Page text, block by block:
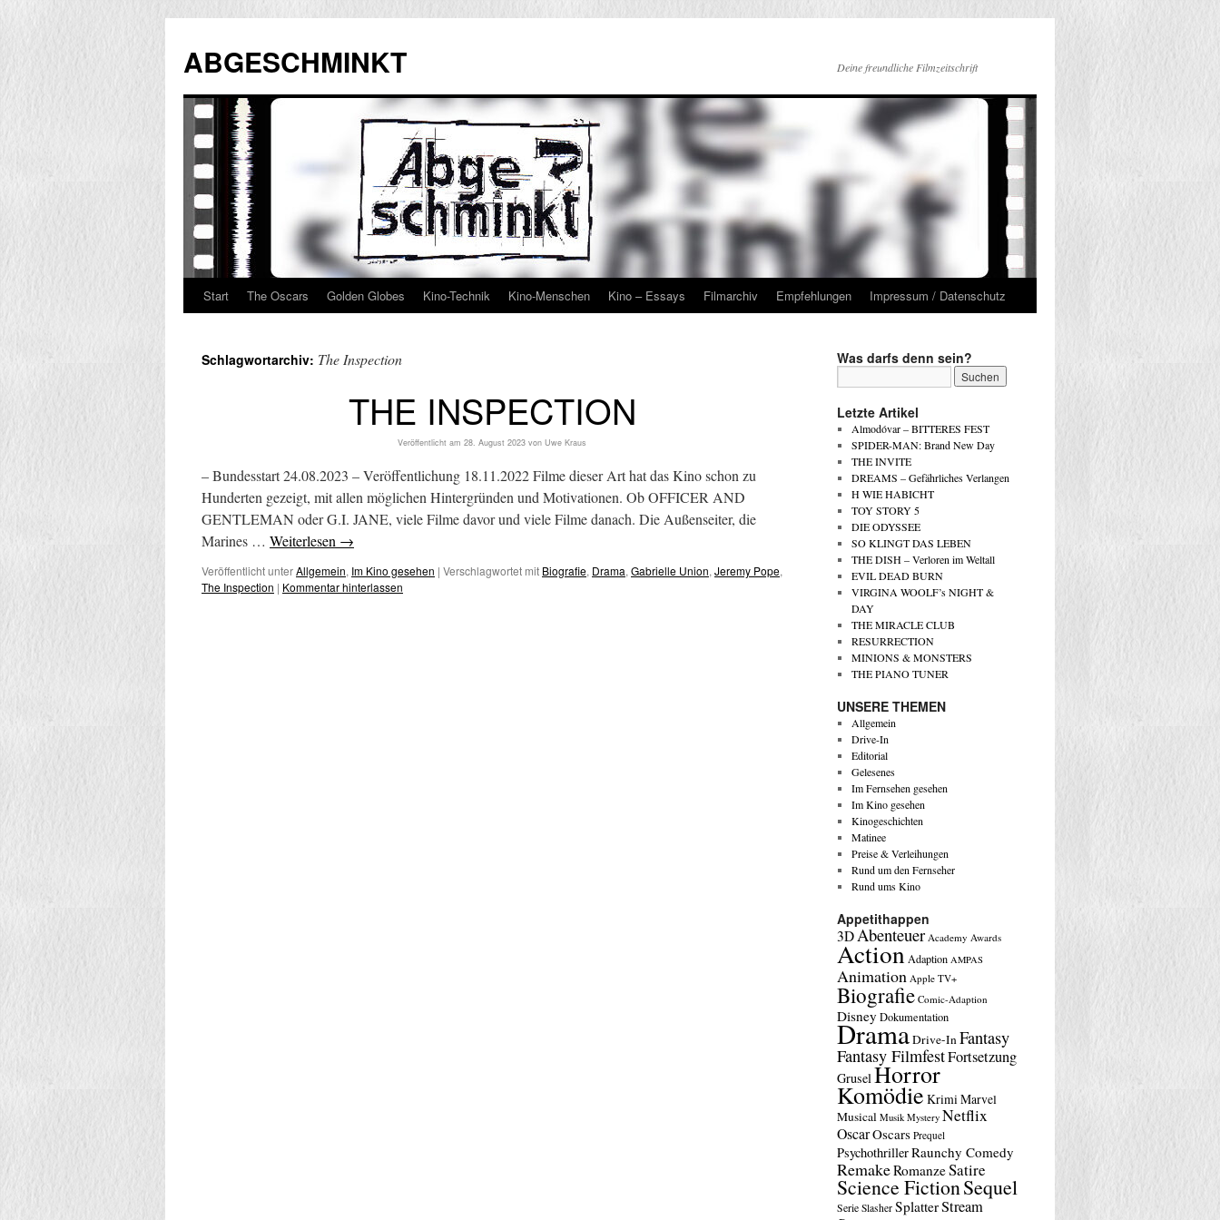
springen
ABGESCHMINKT Deine freundliche Filmzeitschrift
Start The Oscars Golden Globes Kino-Technik Kino-Menschen Kino – Essays Filmarchiv Empfehlungen Impressum / Datenschutz
Schlagwortarchiv: The Inspection
THE INSPECTION
Veröffentlicht am 28. August 2023 von Uwe Kraus
– Bundesstart 24.08.2023 – Veröffentlichung 18.11.2022 Filme dieser Art hat das Kino schon zu
Hunderten gezeigt, mit allen möglichen Hintergründen und Motivationen. Ob OFFICER AND
GENTLEMAN oder G.I. JANE, viele Filme davor und viele Filme danach. Die Außenseiter, die
Marines … Weiterlesen →
Veröffentlicht unterAllgemein, Im Kino gesehen | Verschlagwortet mit Biografie, Drama, Gabrielle Union, Jeremy Pope,
The Inspection | Kommentar hinterlassen
Was darfs denn sein?
Letzte Artikel
Almodóvar – BITTERES FEST
SPIDER-MAN: Brand New Day
THE INVITE
DREAMS – Gefährliches Verlangen
H WIE HABICHT
TOY STORY 5
DIE ODYSSEE
SO KLINGT DAS LEBEN
THE DISH – Verloren im Weltall
EVIL DEAD BURN
VIRGINA WOOLF’s NIGHT &
DAY
THE MIRACLE CLUB
RESURRECTION
MINIONS & MONSTERS
THE PIANO TUNER
UNSERE THEMEN
Allgemein
Drive-In
Editorial
Gelesenes
Im Fernsehen gesehen
Im Kino gesehen
Kinogeschichten
Matinee
Preise & Verleihungen
Rund um den Fernseher
Rund ums Kino
Appetithappen
3DAbenteuer Academy Awards
Action Adaption AMPAS
Animation Apple TV+
Biografie Comic-Adaption
Disney Dokumentation
DramaDrive-InFantasy
Fantasy FilmfestFortsetzung
GruselHorror
Komödie KrimiMarvel
Musical Musik Mystery Netflix
OscarOscars Prequel
PsychothrillerRaunchy Comedy
RemakeRomanzeSatire
Science FictionSequel
Serie Slasher SplatterStream